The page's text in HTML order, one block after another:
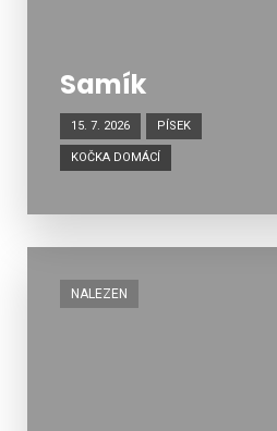
Samík
15. 7. 2026 PÍSEK
KOČKA DOMÁCÍ
NALEZEN